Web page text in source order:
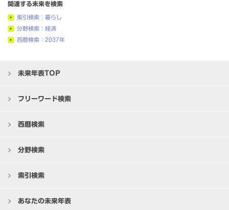
関連する未来を検索
索引検索：暮らし
分野検索：経済
西暦検索：2037年
未来年表TOP
フリーワード検索
西暦検索
分野検索
索引検索
あなたの未来年表